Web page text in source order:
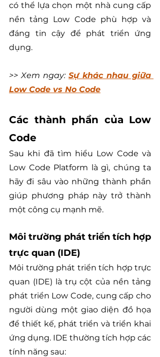
có thể lựa chọn một nhà cung cấp
nền tảng Low Code phù hợp và
đáng tin cậy để phát triển ứng
dụng.
>> Xem ngay: Sự khác nhau giữa
Low Code vs No Code
Các thành phần của Low
Code
Sau khi đã tìm hiểu Low Code và
Low Code Platform là gì, chúng ta
hãy đi sâu vào những thành phần
giúp phương pháp này trở thành
một công cụ mạnh mẽ.
Môi trường phát triển tích hợp
trực quan (IDE)
Môi trường phát triển tích hợp trực
quan (IDE) là trụ cột của nền tảng
phát triển Low Code, cung cấp cho
người dùng một giao diện đồ họa
để thiết kế, phát triển và triển khai
ứng dụng. IDE thường tích hợp các
tính năng sau: